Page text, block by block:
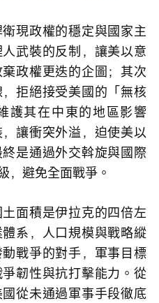
現政權的穩定與國家主
武裝的反制，讓美以意
政權更迭的企圖；其次
拒絕接受美國的「無核
護其在中東的地區影響
讓衝突外溢，迫使美以
是通過外交斡旋與國際
，避免全面戰爭。
面積是伊拉克的四倍左
系，人口規模與戰略縱
戰爭的對手，軍事目標
韌性與抗打擊能力。從
從未通過軍事手段徹底